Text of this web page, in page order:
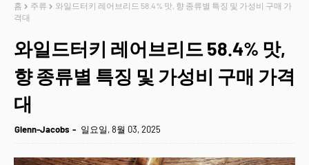
홈 주류
와일드터키 레어브리드 58.4% 맛, 향 종류별 특징 및 가성비 구매 가
격대
와일드터키 레어브리드 58.4% 맛,
향 종류별 특징 및 가성비 구매 가격
대
Glenn-Jacobs 일요일, 8월 03, 2025